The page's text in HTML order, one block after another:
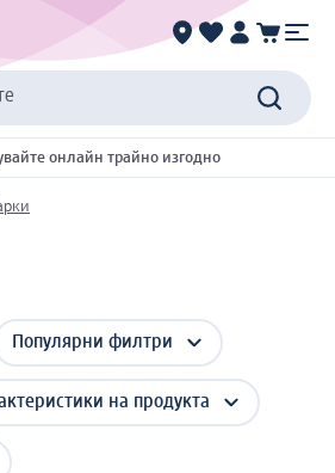
онлайн трайно изгодно
Популярни филтри
на продукта